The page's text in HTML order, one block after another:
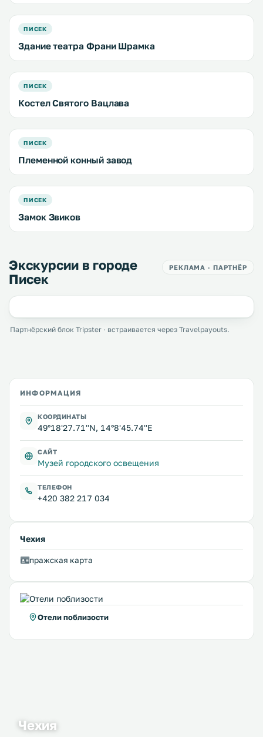
ПИСЕК
Здание театра Франи Шрамка
ПИСЕК
Костел Святого Вацлава
ПИСЕК
Племенной конный завод
ПИСЕК
Замок Звиков
Экскурсии в городе
Писек
РЕКЛАМА · ПАРТНЁР
Партнёрский блок Tripster · встраивается через Travelpayouts.
ИНФОРМАЦИЯ
КООРДИНАТЫ
49°18'27.71''N, 14°8'45.74''E
САЙТ
Музей городского освещения
ТЕЛЕФОН
+420 382 217 034
Чехия
пражская карта
Отели поблизости
Чехия